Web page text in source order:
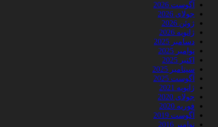
آگوست 2026
جولای 2026
ژوئن 2026
ژانویه 2026
دسامبر 2025
نوامبر 2025
اکتبر 2025
سپتامبر 2025
آگوست 2025
ژانویه 2021
جولای 2020
فوریه 2020
آگوست 2019
نوامبر 2016